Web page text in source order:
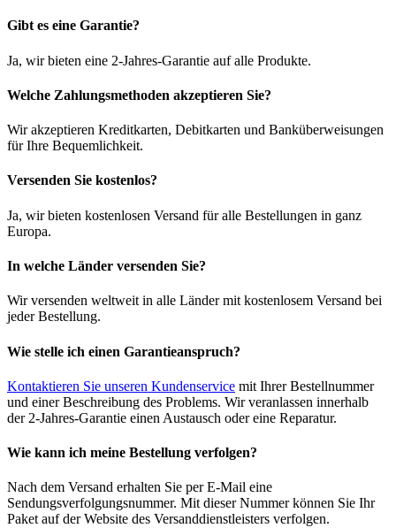
Gibt es eine Garantie?
Ja, wir bieten eine 2-Jahres-Garantie auf alle Produkte.
Welche Zahlungsmethoden akzeptieren Sie?
Wir akzeptieren Kreditkarten, Debitkarten und Banküberweisungen
für Ihre Bequemlichkeit.
Versenden Sie kostenlos?
Ja, wir bieten kostenlosen Versand für alle Bestellungen in ganz
Europa.
In welche Länder versenden Sie?
Wir versenden weltweit in alle Länder mit kostenlosem Versand bei
jeder Bestellung.
Wie stelle ich einen Garantieanspruch?
Kontaktieren Sie unseren Kundenservice mit Ihrer Bestellnummer
und einer Beschreibung des Problems. Wir veranlassen innerhalb
der 2-Jahres-Garantie einen Austausch oder eine Reparatur.
Wie kann ich meine Bestellung verfolgen?
Nach dem Versand erhalten Sie per E-Mail eine
Sendungsverfolgungsnummer. Mit dieser Nummer können Sie Ihr
Paket auf der Website des Versanddienstleisters verfolgen.